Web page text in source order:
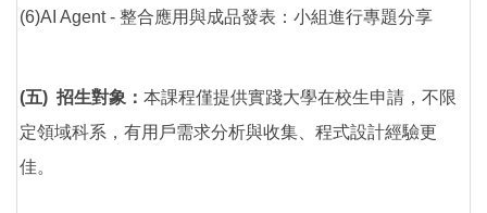
(6)AI Agent - 整合應用與成品發表：小組進行專題分享
(五) 招生對象： 本課程僅提供實踐大學在校生申請，不限
定領域科系，有用戶需求分析與收集、程式設計經驗更
佳。